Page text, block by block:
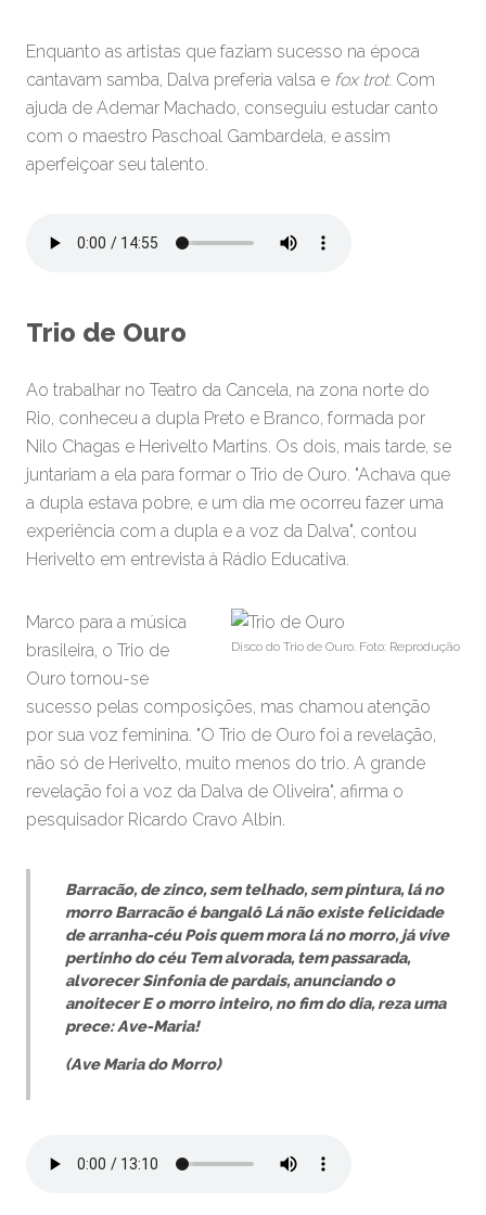
Enquanto as artistas que faziam sucesso na época
cantavam samba, Dalva preferia valsa e fox trot. Com
ajuda de Ademar Machado, conseguiu estudar canto
com o maestro Paschoal Gambardela, e assim
aperfeiçoar seu talento.
Trio de Ouro
Ao trabalhar no Teatro da Cancela, na zona norte do
Rio, conheceu a dupla Preto e Branco, formada por
Nilo Chagas e Herivelto Martins. Os dois, mais tarde, se
juntariam a ela para formar o Trio de Ouro. "Achava que
a dupla estava pobre, e um dia me ocorreu fazer uma
experiência com a dupla e a voz da Dalva", contou
Herivelto em entrevista à Rádio Educativa.
Disco do Trio de Ouro. Foto: Reprodução
Marco para a música
brasileira, o Trio de
Ouro tornou-se
sucesso pelas composições, mas chamou atenção
por sua voz feminina. "O Trio de Ouro foi a revelação,
não só de Herivelto, muito menos do trio. A grande
revelação foi a voz da Dalva de Oliveira", afirma o
pesquisador Ricardo Cravo Albin.
Barracão, de zinco, sem telhado, sem pintura, lá no
morroBarracão é bangalôLá não existe felicidade
de arranha-céuPois quem mora lá no morro, já vive
pertinho do céuTem alvorada, tem passarada,
alvorecerSinfonia de pardais, anunciando o
anoitecerE o morro inteiro, no fim do dia, reza uma
prece: Ave-Maria!
(Ave Maria do Morro)